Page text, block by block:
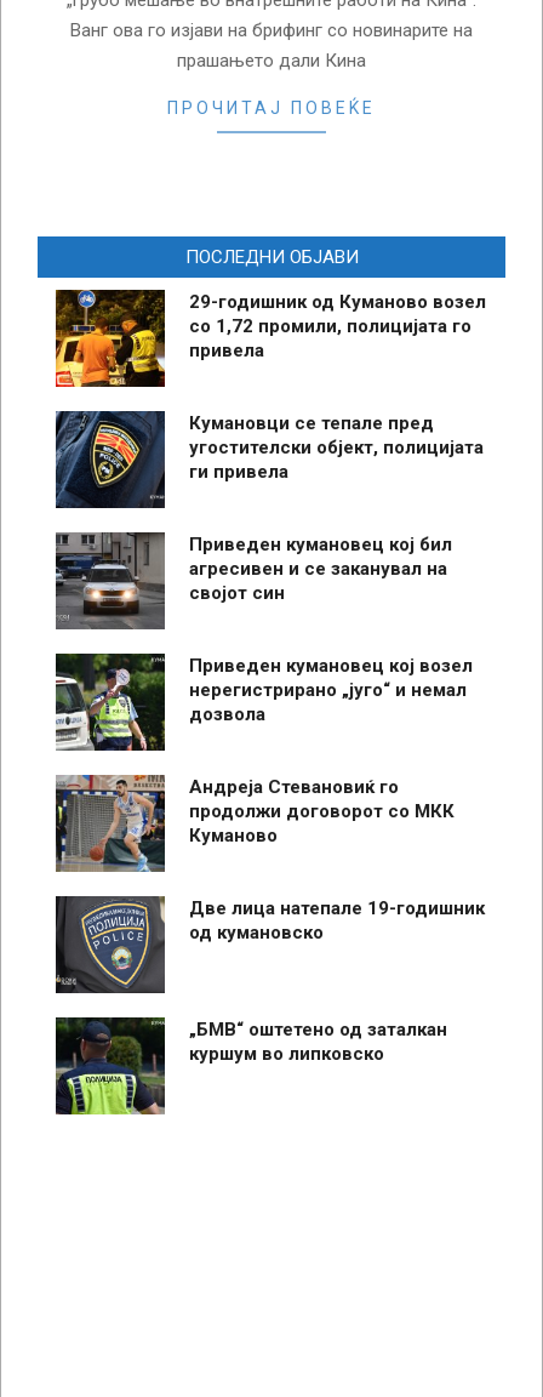
Ванг ова го изјави на брифинг со новинарите на
прашањето дали Кина
ПРОЧИТАЈ ПОВЕЌЕ
ПОСЛЕДНИ ОБЈАВИ
29-годишник од Куманово возел
со 1,72 промили, полицијата го
привела
Кумановци се тепале пред
угостителски објект, полицијата
ги привела
Приведен кумановец кој бил
агресивен и се заканувал на
својот син
Приведен кумановец кој возел
нерегистрирано „југо“ и немал
дозвола
Андреја Стевановиќ го
продолжи договорот со МКК
Куманово
Две лица натепале 19-годишник
од кумановско
„БМВ“ оштетено од заталкан
куршум во липковско